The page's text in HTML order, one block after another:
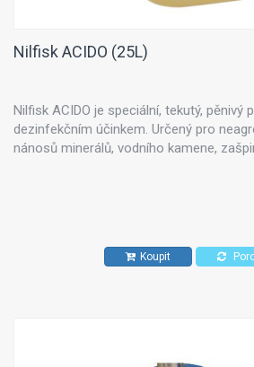
Nilfisk ACIDO (25L)
Nilfisk ACIDO je speciální, tekutý, pěnivý
dezinfekčním účinkem. Určený pro
nánosů minerálů, vodního kamene,
Koupit